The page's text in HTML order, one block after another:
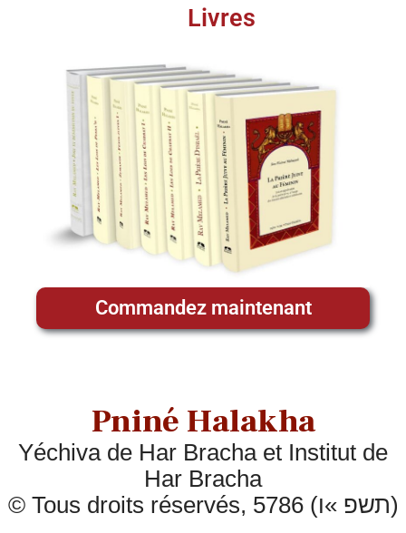
Livres
Commandez maintenant
Pniné Halakha
Yéchiva de Har Bracha et Institut de
Har Bracha
© Tous droits réservés, 5786 (תשפ »ו)